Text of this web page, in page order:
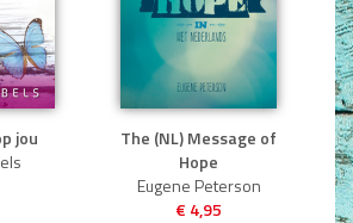
jou
The (NL) Message of
Hope
Eugene Peterson
€ 4,95